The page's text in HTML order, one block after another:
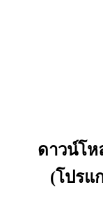
ดาวน์โห
(โปรแ